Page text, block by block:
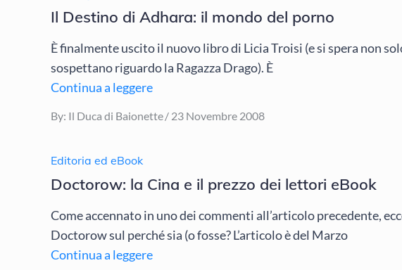
Il Destino di Adhara: il mondo del porno
È finalmente uscito il nuovo libro di Licia Troisi (e si spera non
sospettano riguardo la Ragazza Drago). È
Continua a leggere
By: Il Duca di Baionette
Posted
23 Novembre 2008
Editoria ed eBook
Doctorow: la Cina e il prezzo dei lettori eBook
Come accennato in uno dei commenti all’articolo precedente,
Doctorow sul perché sia (o fosse? L’articolo è del Marzo
Continua a leggere